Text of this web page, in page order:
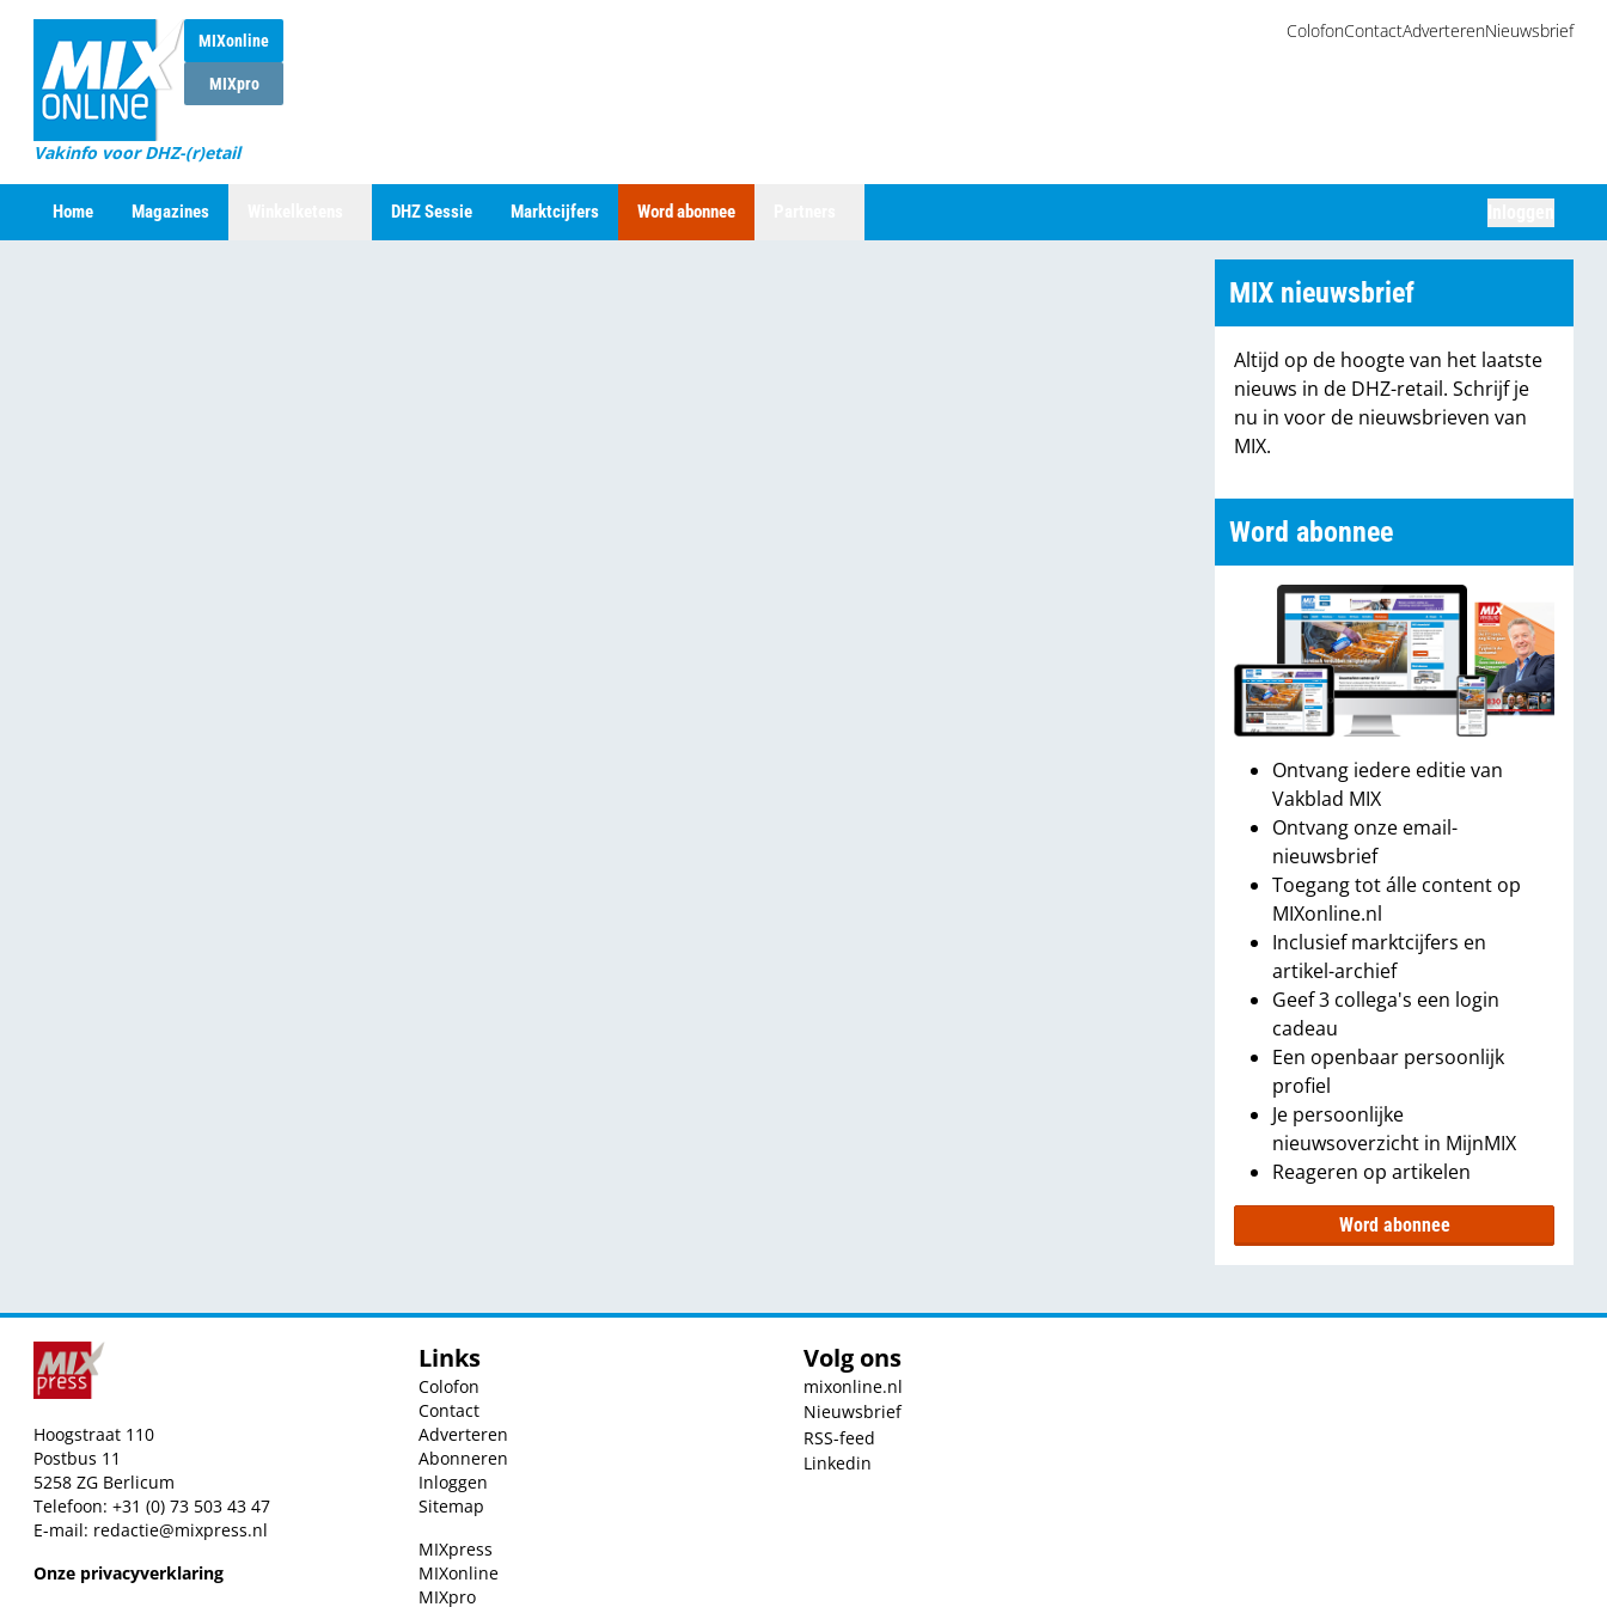
MIXonline
MIXpro
Vakinfo voor DHZ-(r)etail
ColofonContactAdverterenNieuwsbrief
Home Magazines DHZ Sessie Marktcijfers Word abonnee
MIX nieuwsbrief
Altijd op de hoogte van het laatste
nieuws in de DHZ-retail. Schrijf je
nu in voor de nieuwsbrieven van
MIX.
Word abonnee
Ontvang iedere editie van
Vakblad MIX
Ontvang onze email-
nieuwsbrief
Toegang tot álle content op
MIXonline.nl
Inclusief marktcijfers en
artikel-archief
Geef 3 collega's een login
cadeau
Een openbaar persoonlijk
profiel
Je persoonlijke
nieuwsoverzicht in MijnMIX
Reageren op artikelen
Word abonnee
Hoogstraat 110
Postbus 11
5258 ZG Berlicum
Telefoon: +31 (0) 73 503 43 47
E-mail: redactie@mixpress.nl
Onze privacyverklaring
Links
Colofon
Contact
Adverteren
Abonneren
Inloggen
Sitemap
MIXpress
MIXonline
MIXpro
Volg ons
mixonline.nl
Nieuwsbrief
RSS-feed
Linkedin